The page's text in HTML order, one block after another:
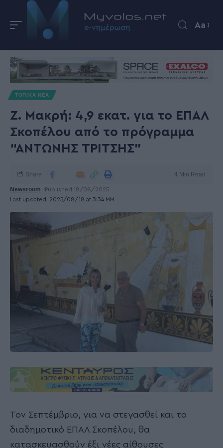
Aa
ΤΟΠΙΚΑ ΝΕΑ
Ζ. Μακρή: 4,9 εκατ. για το ΕΠΑΛ
Σκοπέλου από το πρόγραμμα
“ΑΝΤΩΝΗΣ ΤΡΙΤΣΗΣ”
Last updated: 2025/08/18 at 3:34 ΜΜ
Newsroom Published 18/08/2025
Share 4 Min Read
Τον Σεπτέμβριο, για να στεγασθεί και το
διαδημοτικό ΕΠΑΛ Σκοπέλου, θα
κατασκευασθούν έξι νέες αίθουσες